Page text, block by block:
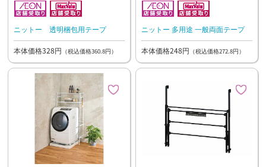
ニットー 透明梱包用テープ
本体価格328円 （税込価格360.8円）
ニットー 多用途 一般両面テープ
本体価格248円 （税込価格272.8円）